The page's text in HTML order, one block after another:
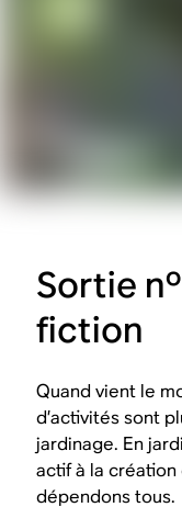
Sortie
fiction
Quand vient le
d’activités sont
jardinage. En
actif à la création
dépendons tous.